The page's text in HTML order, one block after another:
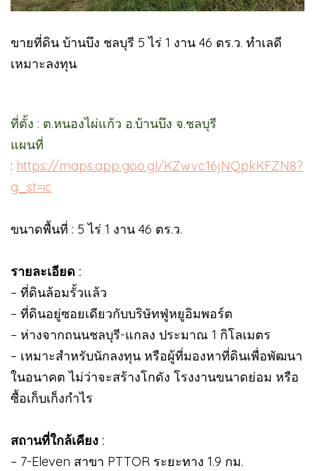
ขายที่ดิน บ้านบึง ชลบุรี 5 ไร่ 1 งาน 46 ตร.ว. ทำเลดี
เหมาะลงทุน
ที่ตั้ง : ต.หนองไผ่แก้ว อ.บ้านบึง จ.ชลบุรี
แผนที่
: https://maps.app.goo.gl/KZwvc16jNQpkKFZN8?
g_st=ic
ขนาดพื้นที่ : 5 ไร่ 1 งาน 46 ตร.ว.
รายละเอียด :
– ที่ดินล้อมรั้วแล้ว
– ที่ดินอยู่ซอยเดียวกับบริษัทฟู่หยูอิมพอร์ต
– ห่างจากถนนชลบุรี-แกลง ประมาณ 1 กิโลเมตร
– เหมาะสำหรับนักลงทุน หรือผู้ที่มองหาที่ดินเพื่อพัฒนา
ในอนาคต ไม่ว่าจะสร้างโกดัง โรงงานขนาดย่อม หรือ
ซื้อเก็บเก็งกำไร
สถานที่ใกล้เคียง :
– 7-Eleven สาขา PTTOR ระยะทาง 1.9 กม.